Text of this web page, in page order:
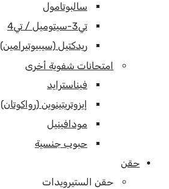
سالبوتامول
تي3-سيتوميل / تي4
ريدكتيل (سيبيوتيرامين)
امتحانات شفوية أخرى
فيناسترايد
إيزوتريتينوين (رواكوتان)
مودافينيل
حبوب جنسية
حقن
حقن الستيرويدات